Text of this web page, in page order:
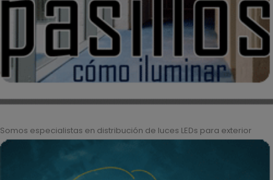
Somos especialistas en distribución de luces LEDs para exterior